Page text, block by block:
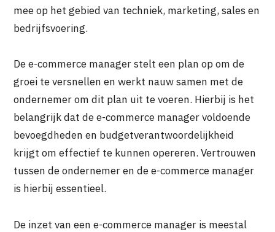
mee op het gebied van techniek, marketing, sales en
bedrijfsvoering.
De e-commerce manager stelt een plan op om de
groei te versnellen en werkt nauw samen met de
ondernemer om dit plan uit te voeren. Hierbij is het
belangrijk dat de e-commerce manager voldoende
bevoegdheden en budgetverantwoordelijkheid
krijgt om effectief te kunnen opereren. Vertrouwen
tussen de ondernemer en de e-commerce manager
is hierbij essentieel.
De inzet van een e-commerce manager is meestal